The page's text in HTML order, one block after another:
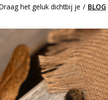
het geluk dichtbij je / BLOG